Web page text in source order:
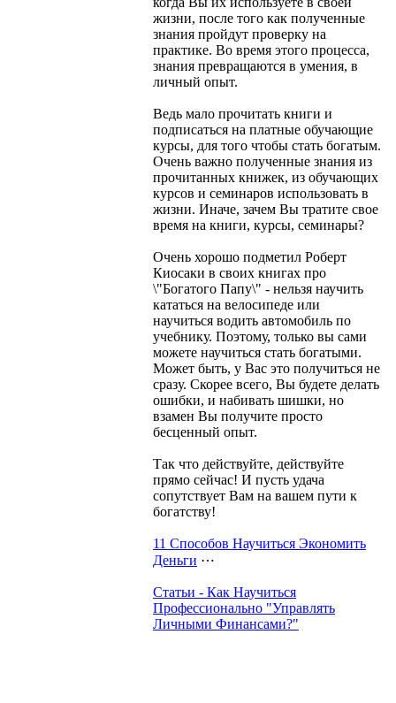
жизни, после того как полученные
знания пройдут проверку на
практике. Во время этого процесса,
знания превращаются в умения, в
личный опыт.
Ведь мало прочитать книги и
подписаться на платные обучающие
курсы, для того чтобы стать богатым.
Очень важно полученные знания из
прочитанных книжек, из обучающих
курсов и семинаров использовать в
жизни. Иначе, зачем Вы тратите свое
время на книги, курсы, семинары?
Очень хорошо подметил Роберт
Киосаки в своих книгах про
\"Богатого Папу\" - нельзя научить
кататься на велосипеде или
научиться водить автомобиль по
учебнику. Поэтому, только вы сами
можете научиться стать богатыми.
Может быть, у Вас это получиться не
сразу. Скорее всего, Вы будете делать
ошибки, и набивать шишки, но
взамен Вы получите просто
бесценный опыт.
Так что действуйте, действуйте
прямо сейчас! И пусть удача
сопутствует Вам на вашем пути к
богатству!
11 Способов Научиться Экономить
Деньги ⋯
Статьи - Как Научиться
Профессионально "Управлять
Личными Финансами?"